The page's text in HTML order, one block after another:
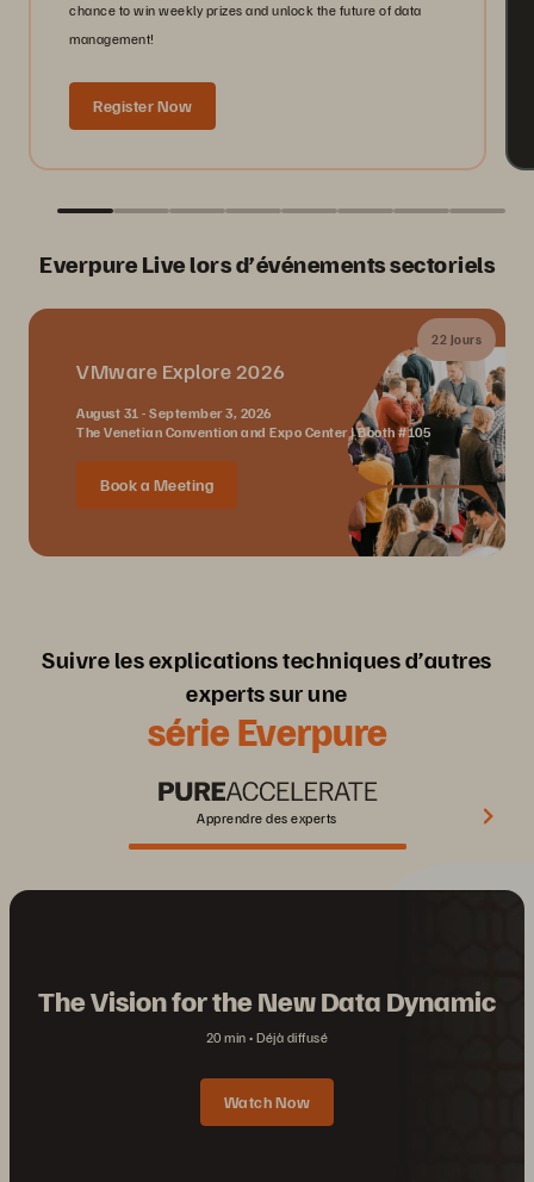
chance to win weekly prizes and unlock the future of data
management!
Register Now
Everpure Live lors d’événements sectoriels
22 Jours
VMware Explore 2026
August 31 - September 3, 2026
The Venetian Convention and Expo Center | Booth #105
Book a Meeting
Suivre les explications techniques d’autres
experts sur une
série Everpure
Apprendre des experts
The Vision for the New Data Dynamic
20 min Déjà diffusé
Watch Now